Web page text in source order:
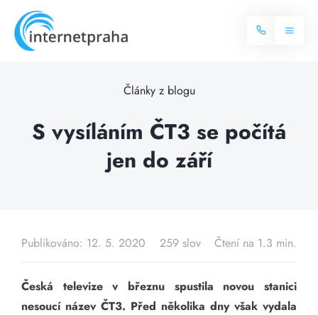
content
Toggle
Balíčky internetu
Televize
Blog
Kontakt
Články z blogu
S vysíláním ČT3 se počítá
jen do září
Publikováno: 12. 5. 2020 259 slov Čtení na 1.3 min.
Česká televize v březnu spustila novou stanici
nesoucí název ČT3. Před několika dny však vydala